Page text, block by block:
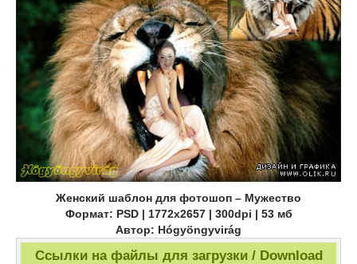
Женский шаблон для фотошоп – Мужество
Формат: PSD | 1772x2657 | 300dpi | 53 мб
Автор: Hógyöngyvirág
Ссылки на файлы для загрузки / Download